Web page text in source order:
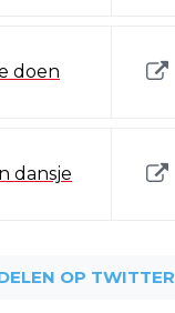
doen
dansje
OP TWITTER